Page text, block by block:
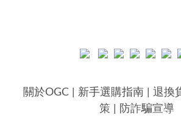
關於OGC 新手選購指南 退換
策
防詐騙宣導